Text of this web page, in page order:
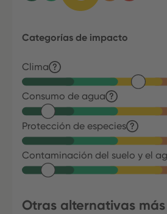
Categorías de impacto
Clima
Consumo de agua
Protección de especies
Contaminación del suelo y el
Otras alternativas